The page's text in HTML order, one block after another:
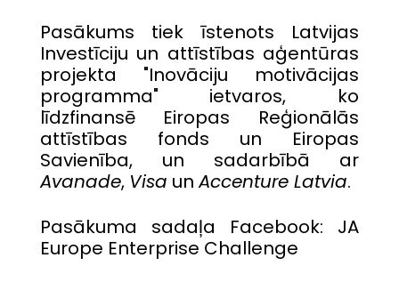
Pasākums tiek īstenots Latvijas
Investīciju un attīstības aģentūras
projekta "Inovāciju motivācijas
programma" ietvaros, ko
līdzfinansē Eiropas Reģionālās
attīstības fonds un Eiropas
Savienība, un sadarbībā ar
Avanade, Visa unAccenture Latvia.
Pasākuma sadaļa Facebook: JA
Europe Enterprise Challenge